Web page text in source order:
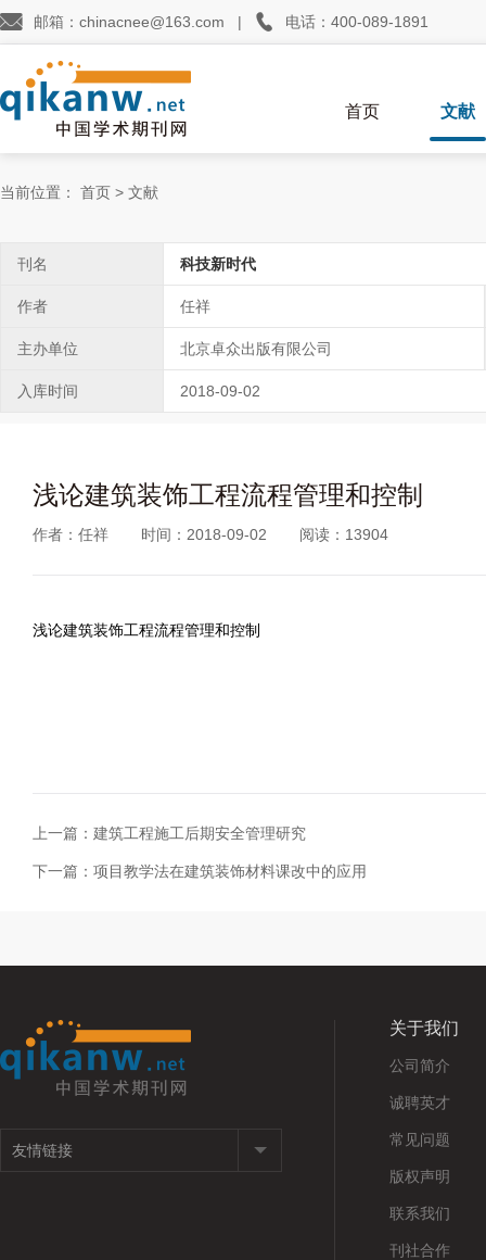
 邮箱：chinacnee@163.com |  电话：400-089-1891
首页 文献
当前位置： 首页 > 文献
刊名 科技新时代
作者 任祥
主办单位 北京卓众出版有限公司
入库时间 2018-09-02
浅论建筑装饰工程流程管理和控制
作者：任祥 时间：2018-09-02 阅读：13904
浅论建筑装饰工程流程管理和控制
上一篇：建筑工程施工后期安全管理研究
下一篇：项目教学法在建筑装饰材料课改中的应用
关于我们
公司简介
诚聘英才
常见问题
版权声明
联系我们
刊社合作